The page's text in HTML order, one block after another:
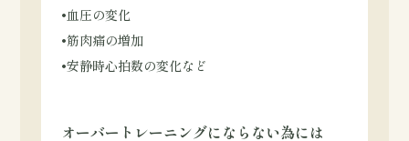
•血圧の変化
•筋肉痛の増加
•安静時心拍数の変化など
オーバートレーニングにならない為には